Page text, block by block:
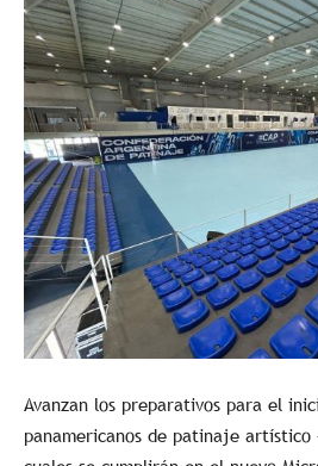
Avanzan los preparativos para el
panamericanos de patinaje artístico